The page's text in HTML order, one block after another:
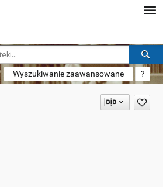
Wyszukiwanie zaawansowane ?